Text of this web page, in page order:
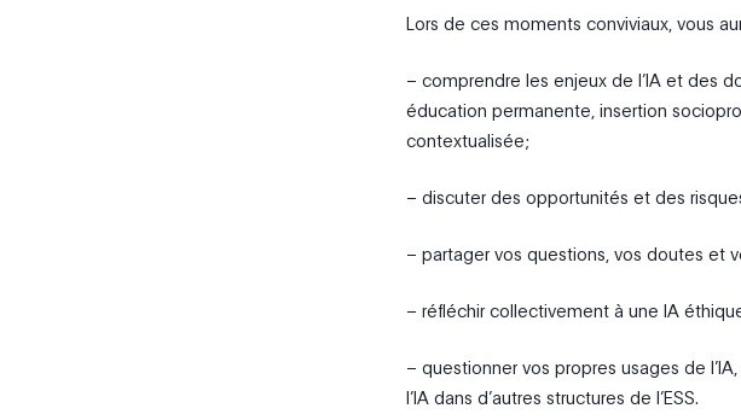
Lors de ces moments conviviaux, vous
– comprendre les enjeux de l’IA et des
éducation permanente, insertion
contextualisée;
– discuter des opportunités et des
– partager vos questions, vos doutes et
– réfléchir collectivement à une IA
– questionner vos propres usages de
l’IA dans d’autres structures de l’ESS.